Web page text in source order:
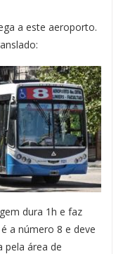
a este aeroporto.
dura 1h e faz
a número 8 e deve
pela área de